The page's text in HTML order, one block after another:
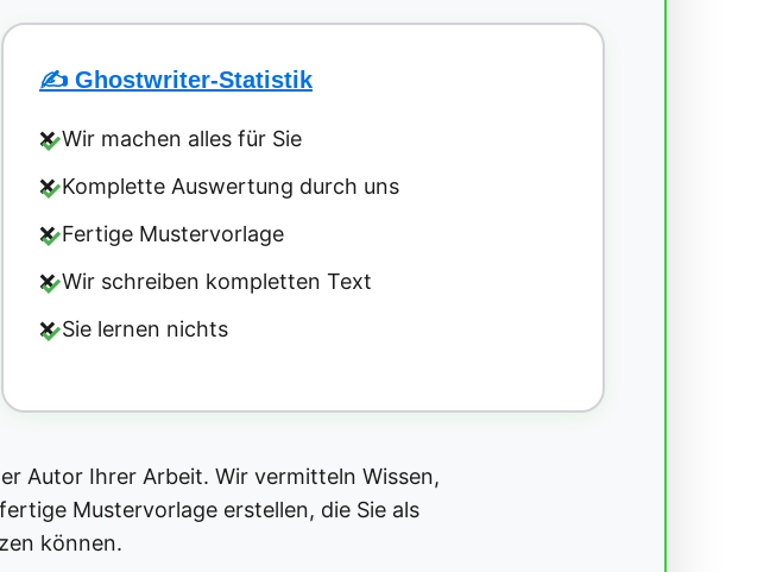
✍️ Ghostwriter-Statistik
❌ Wir machen alles für Sie
❌ Komplette Auswertung durch uns
❌ Fertige Mustervorlage
❌ Wir schreiben kompletten Text
❌ Sie lernen nichts
Autor Ihrer Arbeit. Wir vermitteln Wissen,
Mustervorlage erstellen, die Sie als
können.